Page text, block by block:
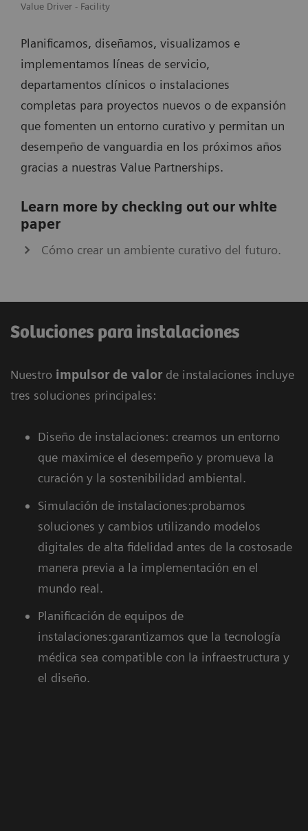
Value Driver - Facility
Planificamos, diseñamos, visualizamos e
implementamos líneas de servicio,
departamentos clínicos o instalaciones
completas para proyectos nuevos o de expansión
que fomenten un entorno curativo y permitan un
desempeño de vanguardia en los próximos años
gracias a nuestras Value Partnerships.
Learn more by checking out our white
paper
Cómo crear un ambiente curativo del futuro.
Soluciones para instalaciones
Nuestro impulsor de valor de instalaciones incluye
tres soluciones principales:
Diseño de instalaciones: creamos un entorno
que maximice el desempeño y promueva la
curación y la sostenibilidad ambiental.
Simulación de instalaciones:probamos
soluciones y cambios utilizando modelos
digitales de alta fidelidad antes de la costosade
manera previa a la implementación en el
mundo real.
Planificación de equipos de
instalaciones:garantizamos que la tecnología
médica sea compatible con la infraestructura y
el diseño.